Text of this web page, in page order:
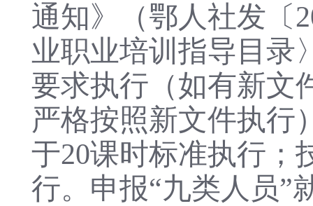
通知》（鄂人社发〔
业职业培训指导目录
要求执行（如有新文
严格按照新文件执行
于20课时标准执行；
行。申报“九类人员”